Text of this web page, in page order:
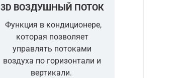
3D ВОЗДУШНЫЙ ПОТОК
Функция в кондиционере,
которая позволяет
управлять потоками
воздуха по горизонтали и
вертикали.